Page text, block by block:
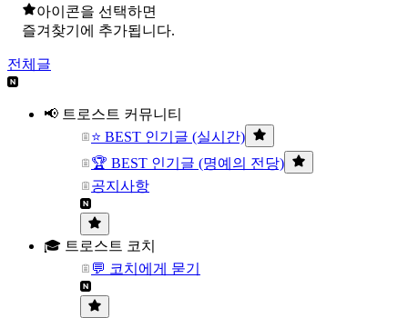
아이콘을 선택하면
즐겨찾기에 추가됩니다.
전체글
📢 트로스트 커뮤니티
⭐ BEST 인기글 (실시간)
🏆 BEST 인기글 (명예의 전당)
공지사항
🎓 트로스트 코치
💬 코치에게 묻기